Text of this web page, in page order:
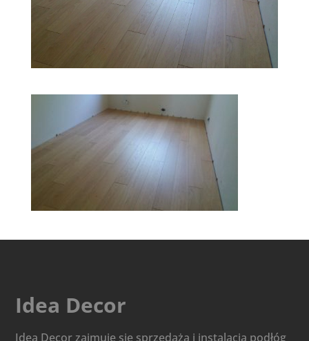
Idea Decor
Idea Decor zajmuje się sprzedażą i instalacją podłóg